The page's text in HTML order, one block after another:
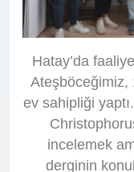
Hatay’da
Ateşböceğimiz,
ev sahipliği
incelemek
derginin